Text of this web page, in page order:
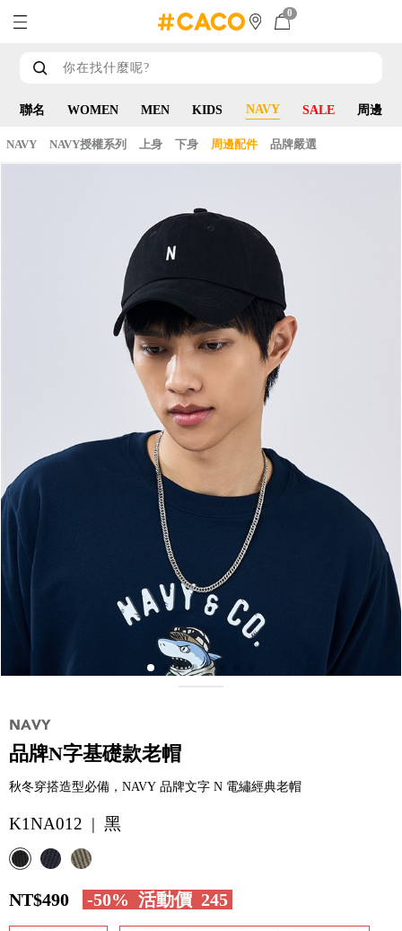
0
聯名 WOMEN MEN KIDS NAVY SALE 周邊
NAVY NAVY授權系列 上身 下身 周邊配件 品牌嚴選
品牌N字基礎款老帽
秋冬穿搭造型必備，NAVY 品牌文字 N 電繡經典老帽
K1NA012 | 黑
NT$490 -50% 活動價 245